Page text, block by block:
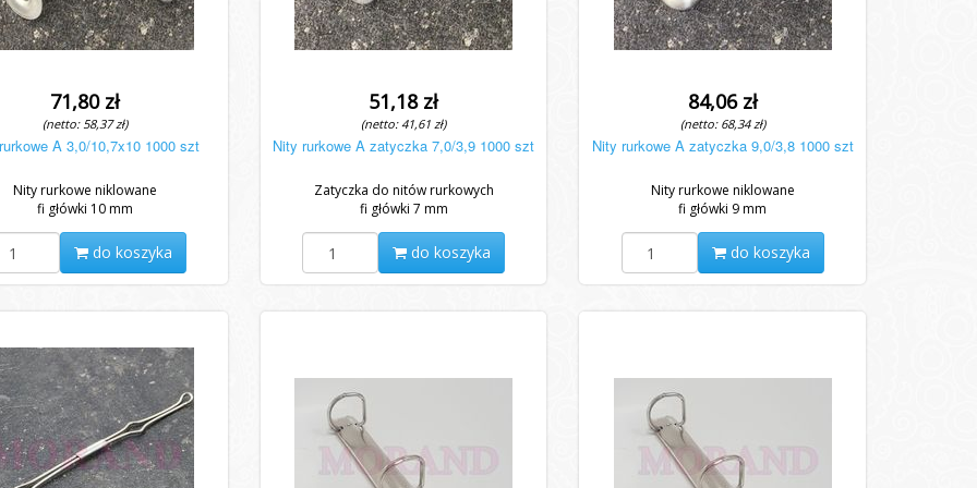
71,80 zł
(netto: 58,37 zł)
A 3,0/10,7x10 1000 szt
Nity rurkowe niklowane
fi główki 10 mm
do koszyka
51,18 zł
(netto: 41,61 zł)
Nity rurkowe A zatyczka 7,0/3,9 1000 szt
Zatyczka do nitów rurkowych
fi główki 7 mm
do koszyka
84,06 zł
(netto: 68,34 zł)
Nity rurkowe A zatyczka 9,0/3,8 1000 szt
Nity rurkowe niklowane
fi główki 9 mm
do koszyka